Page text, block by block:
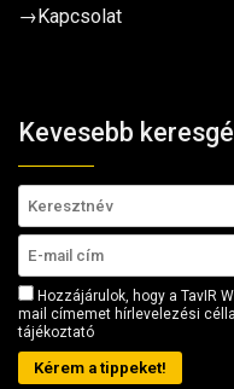
→Kapcsolat
Kevesebb
Hozzájárulok, hogy a TavIR
mail címemet hírlevelezési
tájékoztató
Kérem a tippeket!